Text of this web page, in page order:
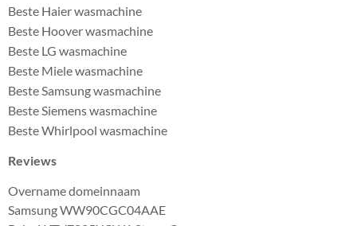
Beste Haier wasmachine
Beste Hoover wasmachine
Beste LG wasmachine
Beste Miele wasmachine
Beste Samsung wasmachine
Beste Siemens wasmachine
Beste Whirlpool wasmachine
Reviews
Overname domeinnaam
Samsung WW90CGC04AAE